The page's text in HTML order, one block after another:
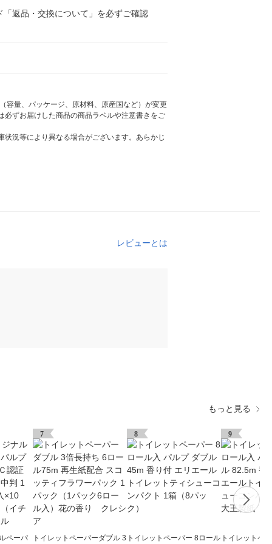
返品・交換について」を必ずご確認
容量、パッケージ、原材料、原産国など）が変更
ずお届けした商品の商品ラベルや注意書きをご
況等により異なる場合がございます。あらかじ
レビューとは
もっと見る
ペーパ
7
トイレットペーパーダブル 3
8
トイレットペーパー 8ロール
9
トイレットペ